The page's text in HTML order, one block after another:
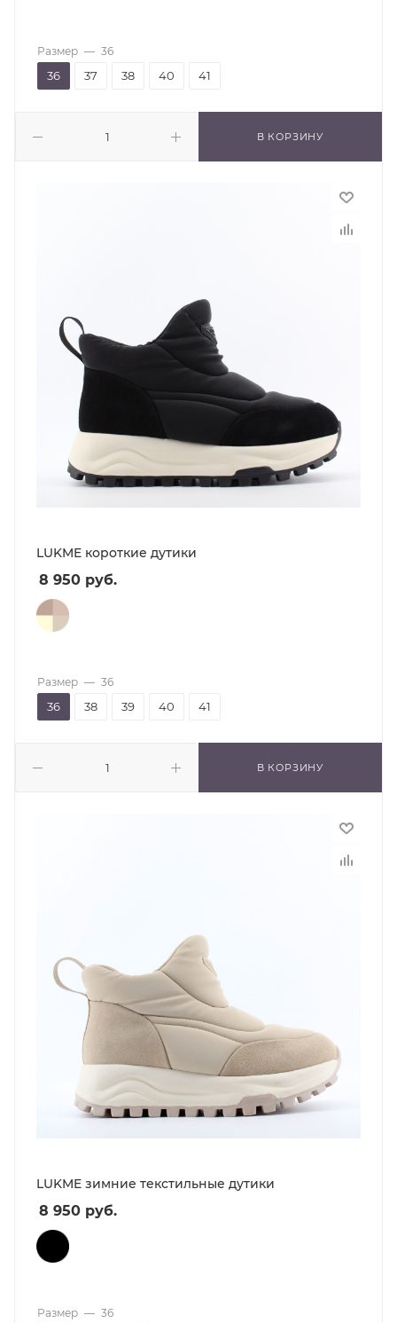
В КОРЗИНУ
Размер — 36
36 37 38 40 41
LUKME короткие дутики
8 950 руб.
В КОРЗИНУ
Размер — 36
36 38 39 40 41
LUKME зимние текстильные дутики
8 950 руб.
Размер — 36